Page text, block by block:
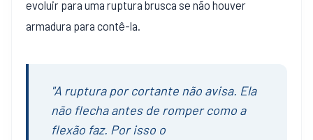
evoluir para uma ruptura brusca se não houver
armadura para contê-la.
"A ruptura por cortante não avisa. Ela
não flecha antes de romper como a
flexão faz. Por isso o